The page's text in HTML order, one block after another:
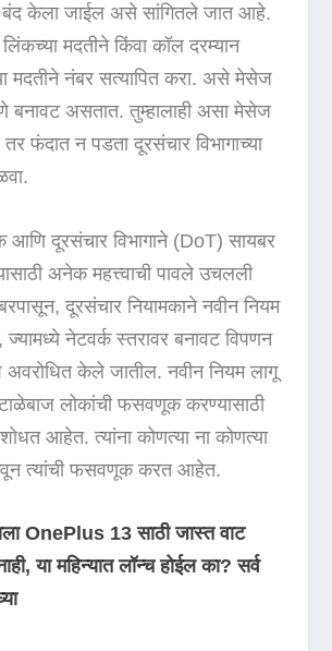
बंद केला जाईल असे सांगितले जात आहे.
मदतीने किंवा कॉल दरम्यान
मदतीने नंबर सत्यापित करा. असे मेसेज
बनावट असतात. तुम्हालाही असा मेसेज
फंदात न पडता दूरसंचार विभागाच्या
आणि दूरसंचार विभागाने (DoT) सायबर
अनेक महत्त्वाची पावले उचलली
दूरसंचार नियामकाने नवीन नियम
नेटवर्क स्तरावर बनावट विपणन
केले जातील. नवीन नियम लागू
लोकांची फसवणूक करण्यासाठी
आहेत. त्यांना कोणत्या ना कोणत्या
त्यांची फसवणूक करत आहेत.
OnePlus 13 साठी जास्त वाट
या महिन्यात लॉन्च होईल का? सर्व